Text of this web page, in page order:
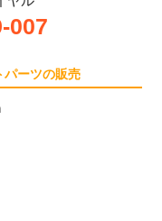
007
パーツの販売